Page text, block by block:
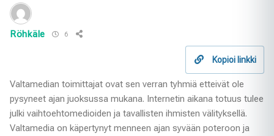
Röhkäle 6
Kopioi linkki
Valtamedian toimittajat ovat sen verran tyhmiä etteivät ole
pysyneet ajan juoksussa mukana. Internetin aikana totuus tulee
julki vaihtoehtomedioiden ja tavallisten ihmisten välityksellä.
Valtamedia on käpertynyt menneen ajan syvään poteroon ja